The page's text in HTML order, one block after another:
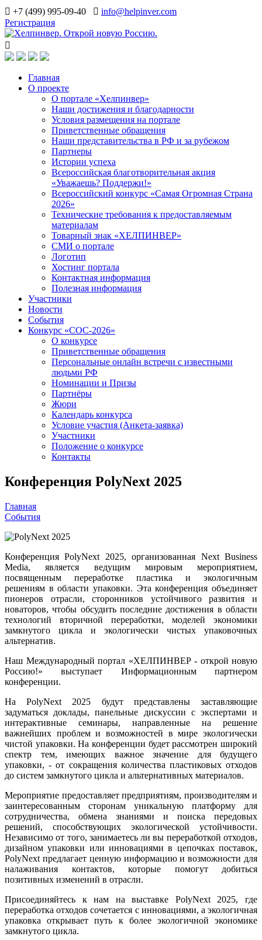
+7 (499) 995-09-40
info@helpinver.com
Регистрация
Главная
О проекте
О портале «Хелпинвер»
Наши достижения и благодарности
Условия размещения на портале
Приветственные обращения
Наши представительства в РФ и за рубежом
Партнеры
Истории успеха
Всероссийская благотворительная акция
«Уважаешь? Поддержи!»
Всероссийский конкурс «Самая Огромная Страна
2026»
Технические требования к предоставляемым
материалам
Товарный знак «ХЕЛПИНВЕР»
СМИ о портале
Логотип
Хостинг портала
Контактная информация
Полезная информация
Участники
Новости
События
Конкурс «СОС-2026»
О конкурсе
Приветственные обращения
Персональные онлайн встречи с известными
людьми РФ
Номинации и Призы
Партнёры
Жюри
Календарь конкурса
Условие участия (Анкета-заявка)
Участники
Положение о конкурсе
Контакты
Конференция PolyNext 2025
Главная
События
Конференция PolyNext 2025, организованная Next Business
Media, является ведущим мировым мероприятием
посвященным
переработке пластика и
экологичным
решениям в области упаковки. Эта конференция объединяет
пионеров
отрасли, сторонников устойчивого развития и
новаторов, чтобы обсудить последние достижения в
технологий вторичной переработки, моделей
экономики
замкнутого цикла и экологически чистых
упаковочных
альтернатив.
Наш Международный портал «ХЕЛПИНВЕР - открой новую
Россию!» выступает Информационным партнером
конференции.
На PolyNext 2025 будут представлены
задуматься доклады, панельные дискуссии с экспертами и
интерактивные
семинары, направленные на
решение
важнейших проблем и возможностей в мире экологически
чистой упаковки. На конференции будет рассмотрен широкий
спектр
тем, имеющих важное значение для
будущего
упаковки, - от сокращения количества пластиковых отходов
до систем замкнутого цикла и альтернативных материалов.
Мероприятие предоставляет предприятиям, производителям и
заинтересованным сторонам уникальную платформу
для
сотрудничества, обмена знаниями и поиска
передовых
решений, способствующих экологической устойчивости.
Независимо от того, занимаетесь ли вы переработкой отходов,
дизайном упаковки или инновациями в цепочках поставок,
PolyNext предлагает ценную информацию и возможности для
налаживания контактов, которые помогут
добиться
позитивных изменений в отрасли.
Присоединяйтесь к нам на выставке PolyNext 2025,
где
переработка отходов сочетается с инновациями, а экологичная
упаковка
открывает путь к более экологичной
экономике
замкнутого цикла.